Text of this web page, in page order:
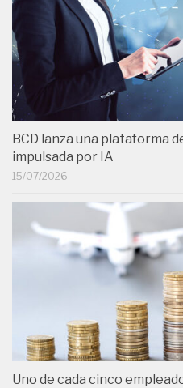
BCD lanza una plataforma
impulsada por IA
15/07/2026
Uno de cada cinco